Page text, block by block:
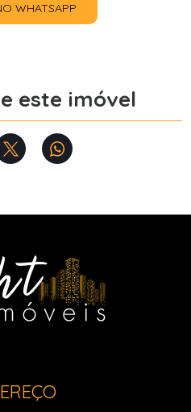
WHATSAPP
este imóvel